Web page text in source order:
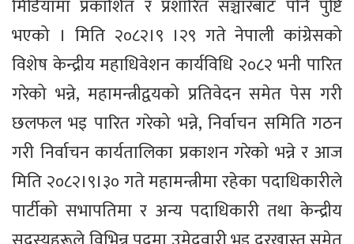
मिडियामा प्रकाशित र प्रशारित सञ्चारबाट पनि पुष्टि
भएको । मिति २०८२।९ ।२९ गते नेपाली कांग्रेसको
विशेष केन्द्रीय महाधिवेशन कार्यविधि २०८२ भनी पारित
गरेको भन्ने, महामन्त्रीद्वयको प्रतिवेदन समेत पेस गरी
छलफल भइ पारित गरेको भन्ने, निर्वाचन समिति गठन
गरी निर्वाचन कार्यतालिका प्रकाशन गरेको भन्ने र आज
मिति २०८२।९।३० गते महामन्त्रीमा रहेका पदाधिकारीले
पार्टीको सभापतिमा र अन्य पदाधिकारी तथा केन्द्रीय